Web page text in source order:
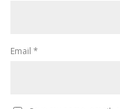
Email *